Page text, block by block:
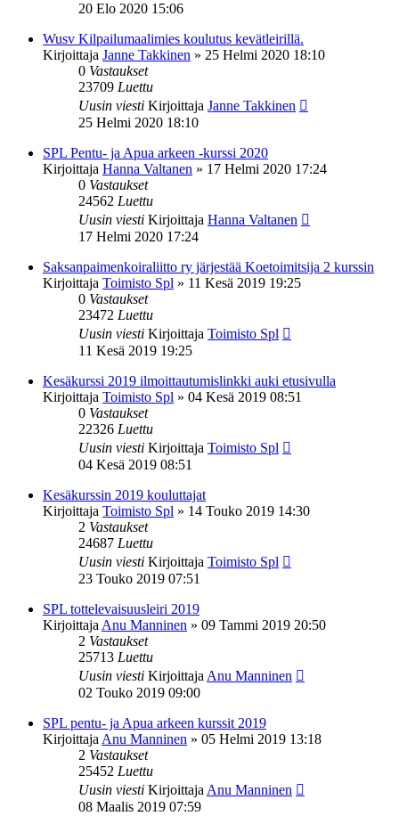
20 Elo 2020 15:06
Wusv Kilpailumaalimies koulutus kevätleirillä.
Kirjoittaja Janne Takkinen » 25 Helmi 2020 18:10
0 Vastaukset
23709 Luettu
Uusin viesti Kirjoittaja Janne Takkinen
25 Helmi 2020 18:10
SPL Pentu- ja Apua arkeen -kurssi 2020
Kirjoittaja Hanna Valtanen » 17 Helmi 2020 17:24
0 Vastaukset
24562 Luettu
Uusin viesti Kirjoittaja Hanna Valtanen
17 Helmi 2020 17:24
Saksanpaimenkoiraliitto ry järjestää Koetoimitsija 2 kurssin
Kirjoittaja Toimisto Spl » 11 Kesä 2019 19:25
0 Vastaukset
23472 Luettu
Uusin viesti Kirjoittaja Toimisto Spl
11 Kesä 2019 19:25
Kesäkurssi 2019 ilmoittautumislinkki auki etusivulla
Kirjoittaja Toimisto Spl » 04 Kesä 2019 08:51
0 Vastaukset
22326 Luettu
Uusin viesti Kirjoittaja Toimisto Spl
04 Kesä 2019 08:51
Kesäkurssin 2019 kouluttajat
Kirjoittaja Toimisto Spl » 14 Touko 2019 14:30
2 Vastaukset
24687 Luettu
Uusin viesti Kirjoittaja Toimisto Spl
23 Touko 2019 07:51
SPL tottelevaisuusleiri 2019
Kirjoittaja Anu Manninen » 09 Tammi 2019 20:50
2 Vastaukset
25713 Luettu
Uusin viesti Kirjoittaja Anu Manninen
02 Touko 2019 09:00
SPL pentu- ja Apua arkeen kurssit 2019
Kirjoittaja Anu Manninen » 05 Helmi 2019 13:18
2 Vastaukset
25452 Luettu
Uusin viesti Kirjoittaja Anu Manninen
08 Maalis 2019 07:59